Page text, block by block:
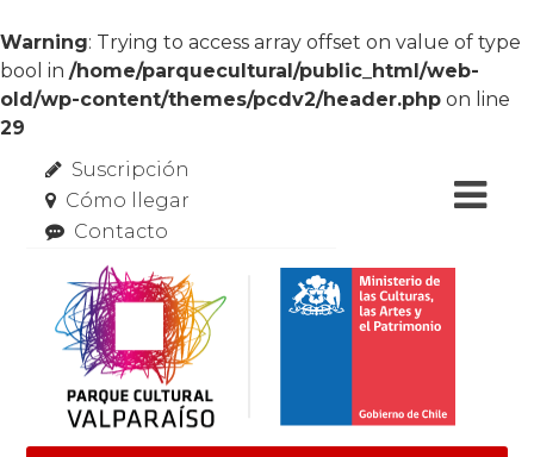
Warning: Trying to access array offset on value of type
bool in /home/parquecultural/public_html/web-
old/wp-content/themes/pcdv2/header.php on line
29
Suscripción
Cómo llegar
Contacto